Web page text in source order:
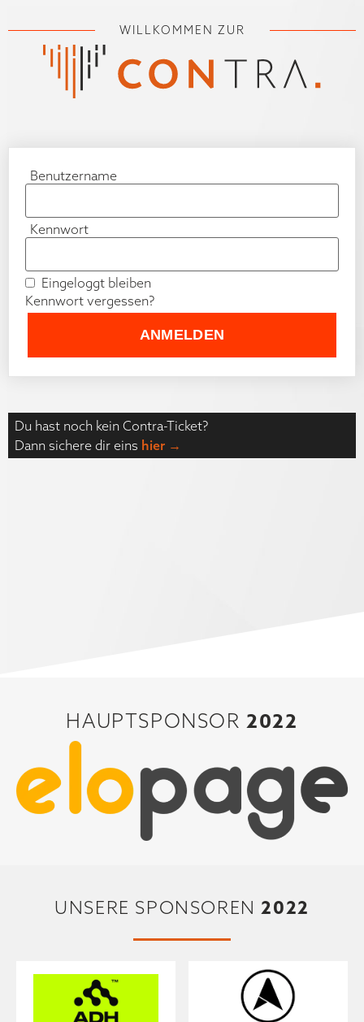
WILLKOMMEN ZUR
Benutzername
Kennwort
Eingeloggt bleiben
Kennwort vergessen?
Du hast noch kein Contra-Ticket?
Dann sichere dir eins hier →
HAUPTSPONSOR 2022
UNSERE SPONSOREN2022